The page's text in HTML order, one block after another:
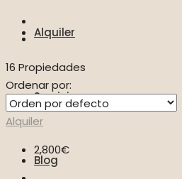
Alquiler
Servicios
Blog
16 Propiedades
Ordenar por:
Alquiler
2,800€